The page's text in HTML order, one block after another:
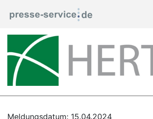
Meldungsdatum: 15.04.2024